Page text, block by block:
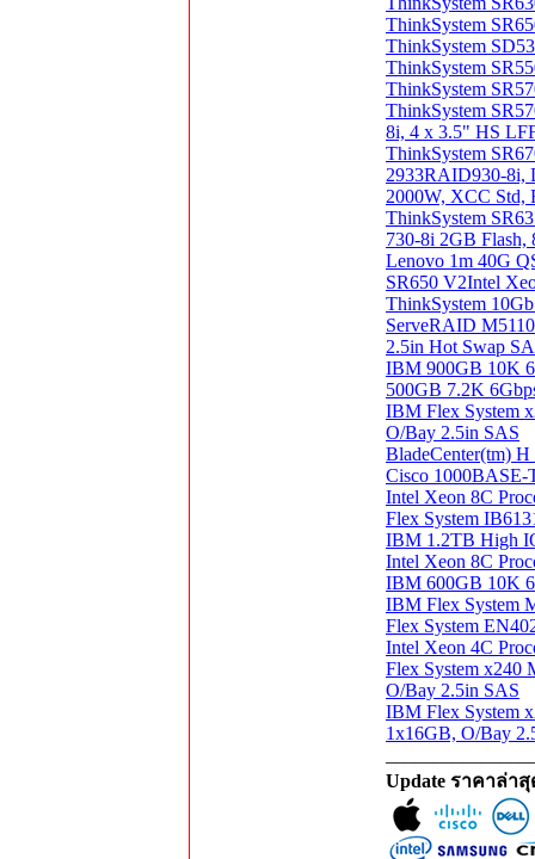
ThinkSystem
ThinkSystem
ThinkSystem
ThinkSystem
ThinkSystem
8i, 4 x 3.5" HS
ThinkSystem
2933RAID930-8i,
2000W, XCC Std,
ThinkSystem
730-8i 2GB Flash,
Lenovo 1m 40G
SR650 V2Intel
ThinkSystem
ServeRAID
2.5in Hot Swap
IBM 900GB 10K
500GB 7.2K
IBM Flex System
O/Bay 2.5in SAS
BladeCenter(tm)
Cisco 1000BASE-
Intel Xeon 8C
Flex System
IBM 1.2TB High
Intel Xeon 8C
IBM 600GB 10K
IBM Flex System
Flex System
Intel Xeon 4C
Flex System x240
O/Bay 2.5in SAS
IBM Flex System
1x16GB, O/Bay
Update ราคาล่า